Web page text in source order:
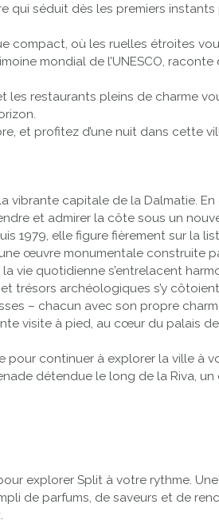
qui séduit dès les premiers
où les ruelles étroites
mondial de l’UNESCO,
restaurants pleins de charme
et profitez d’une nuit dans cette
vibrante capitale de la Dalmatie.
et admirer la côte sous un
1979, elle figure fièrement sur la
œuvre monumentale construite
vie quotidienne s’entrelacent
trésors archéologiques s’y
– chacun avec son propre
visite à pied, au cœur du palais de
continuer à explorer la ville à
détendue le long de la Riva,
explorer Split à votre rythme.
de parfums, de saveurs et de